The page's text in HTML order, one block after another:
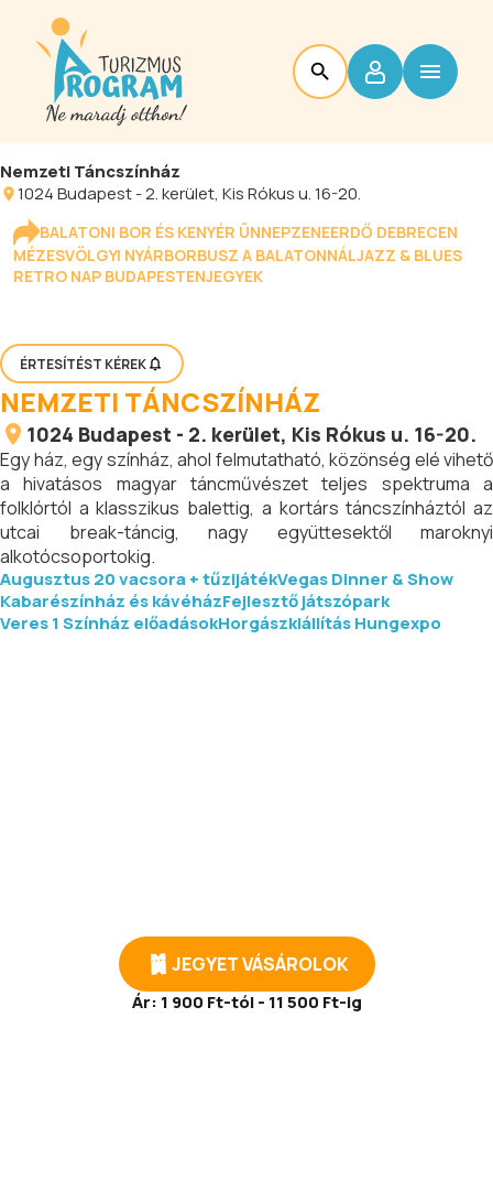
Nemzeti Táncszínház
1024Budapest-2. kerület, Kis Rókus u. 16-20.
BALATONI BOR ÉS KENYÉR ÜNNEPZENEERDŐ DEBRECEN
MÉZESVÖLGYI NYÁRBORBUSZ A BALATONNÁLJAZZ & BLUES
RETRO NAP BUDAPESTENJEGYEK
ÉRTESÍTÉST KÉREK
NEMZETI TÁNCSZÍNHÁZ
1024 Budapest - 2. kerület, Kis Rókus u. 16-20.
Egy ház, egy színház, ahol felmutatható, közönség elé vihető
a hivatásos magyar táncművészet teljes spektruma a
folklórtól a klasszikus balettig, a kortárs táncszínháztól az
utcai break-táncig, nagy együttesektől maroknyi
alkotócsoportokig.
Augusztus 20 vacsora + tűzijátékVegas Dinner & Show
Kabarészínház és kávéházFejlesztő játszópark
Veres 1 Színház előadásokHorgászkiállítás Hungexpo
JEGYET VÁSÁROLOK
Ár: 1 900 Ft-tól - 11 500 Ft-ig